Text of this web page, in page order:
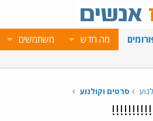
מה חדש משתמשים
סרטים וקולנוע